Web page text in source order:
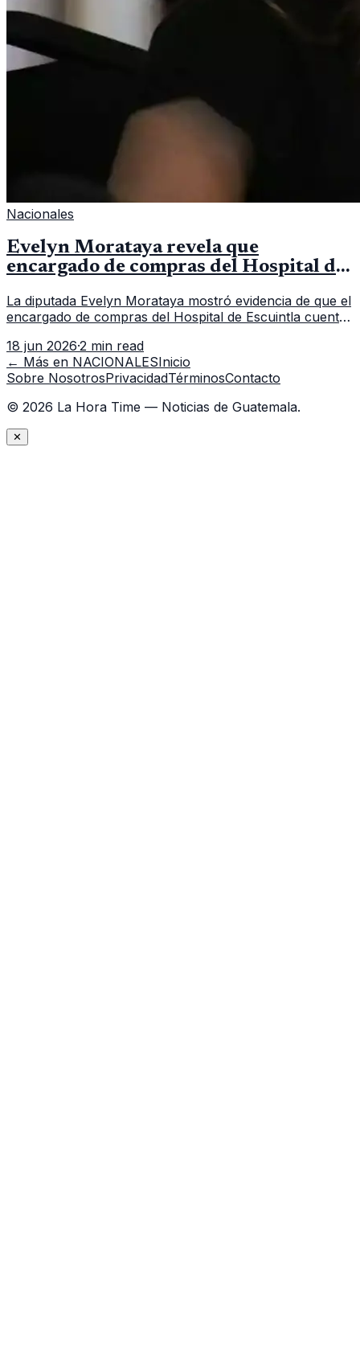
Nacionales
Evelyn Morataya revela que
encargado de compras del Hospital de
La diputada Evelyn Morataya mostró evidencia de que el
encargado de compras del Hospital de Escuintla cuenta
capacitación en la capital.
18 jun 2026·2 min read
← Más en NACIONALESInicio
Sobre NosotrosPrivacidadTérminosContacto
© 2026 La Hora Time — Noticias de Guatemala.